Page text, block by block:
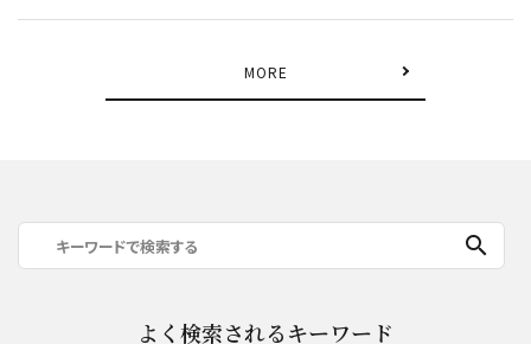
MORE
search
よく検索されるキーワード